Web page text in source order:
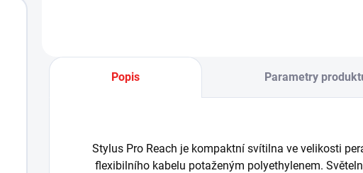
Popis Parametry
Stylus Pro Reach je kompaktní svítilna ve velikosti
flexibilního kabelu potaženým polyethylenem.